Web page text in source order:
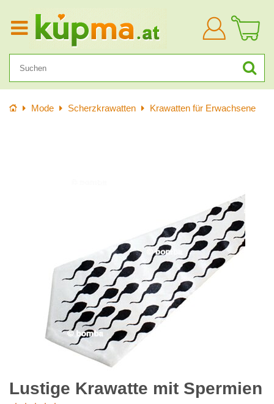
Anmelden
Startseite
Mode Scherzkrawatten Krawatten für Erwachsene
Lustige Krawatte mit Spermien